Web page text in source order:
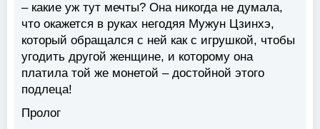
– какие уж тут мечты? Она никогда не думала,
что окажется в руках негодяя Мужун Цзинхэ,
который обращался с ней как с игрушкой, чтобы
угодить другой женщине, и которому она
платила той же монетой – достойной этого
подлеца!
Пролог